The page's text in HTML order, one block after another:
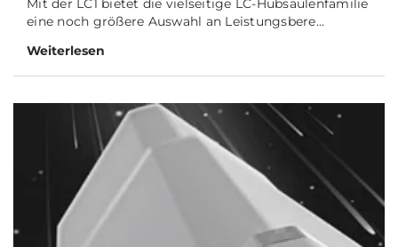
Mit der LC1 bietet die vielseitige LC-Hubsäulenfamilie
eine noch größere Auswahl an Leistungsbere...
Weiterlesen